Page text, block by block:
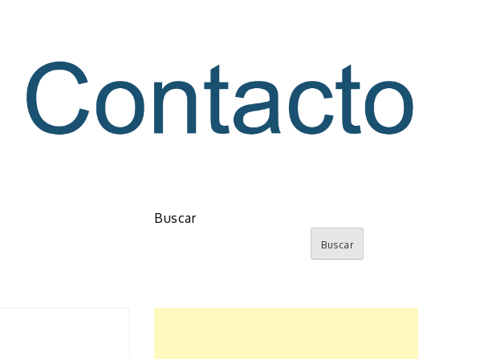
Buscar
Buscar